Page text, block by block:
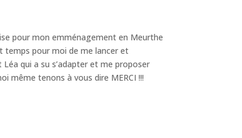
pour mon emménagement en Meurthe
temps pour moi de me lancer et
qui a su s’adapter et me proposer
même tenons à vous dire MERCI !!!